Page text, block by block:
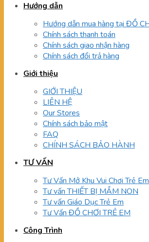
Hướng dẫn
Hướng dẫn mua hàng tại ĐỒ
Chính sách thanh toán
Chính sách giao nhận hàng
Chính sách đổi trả hàng
Giới thiệu
GIỚI THIỆU
LIÊN HỆ
Our Stores
Chính sách bảo mật
FAQ
CHÍNH SÁCH BẢO HÀNH
TƯ VẤN
Tư Vấn Mở Khu Vui Chơi Trẻ Em
Tư vấn THIẾT BỊ MẦM NON
Tư vấn Giáo Dục Trẻ Em
Tư Vấn ĐỒ CHƠI TRẺ EM
Công Trình